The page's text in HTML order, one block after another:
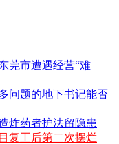
莞市遭遇经营“难
问题的地下书记能否
炸药者护法留隐患
复工后第二次摆烂